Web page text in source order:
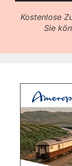
Kostenlose
Sie